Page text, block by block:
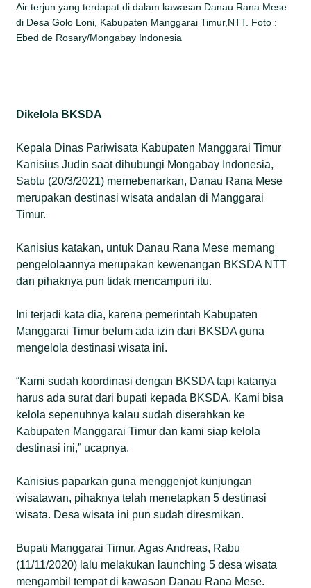
Air terjun yang terdapat di dalam kawasan Danau Rana Mese
di Desa Golo Loni, Kabupaten Manggarai Timur,NTT. Foto :
Ebed de Rosary/Mongabay Indonesia
Dikelola BKSDA
Kepala Dinas Pariwisata Kabupaten Manggarai Timur
Kanisius Judin saat dihubungi Mongabay Indonesia,
Sabtu (20/3/2021) memebenarkan, Danau Rana Mese
merupakan destinasi wisata andalan di Manggarai
Timur.
Kanisius katakan, untuk Danau Rana Mese memang
pengelolaannya merupakan kewenangan BKSDA NTT
dan pihaknya pun tidak mencampuri itu.
Ini terjadi kata dia, karena pemerintah Kabupaten
Manggarai Timur belum ada izin dari BKSDA guna
mengelola destinasi wisata ini.
“Kami sudah koordinasi dengan BKSDA tapi katanya
harus ada surat dari bupati kepada BKSDA. Kami bisa
kelola sepenuhnya kalau sudah diserahkan ke
Kabupaten Manggarai Timur dan kami siap kelola
destinasi ini,” ucapnya.
Kanisius paparkan guna menggenjot kunjungan
wisatawan, pihaknya telah menetapkan 5 destinasi
wisata. Desa wisata ini pun sudah diresmikan.
Bupati Manggarai Timur, Agas Andreas, Rabu
(11/11/2020) lalu melakukan launching 5 desa wisata
mengambil tempat di kawasan Danau Rana Mese.